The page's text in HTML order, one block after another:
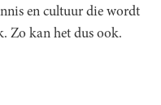
en cultuur die wordt
Zo kan het dus ook.